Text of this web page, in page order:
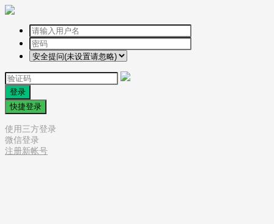
登录
快捷登录
使用三方登录
微信登录
注册新帐号